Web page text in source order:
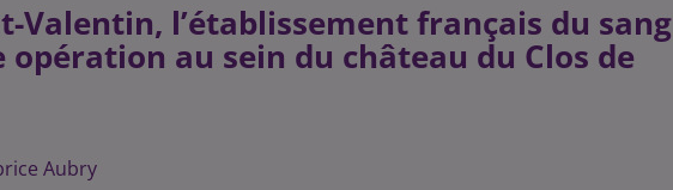
Valentin, l’établissement français du sang
au sein du château du Clos de
Aubry